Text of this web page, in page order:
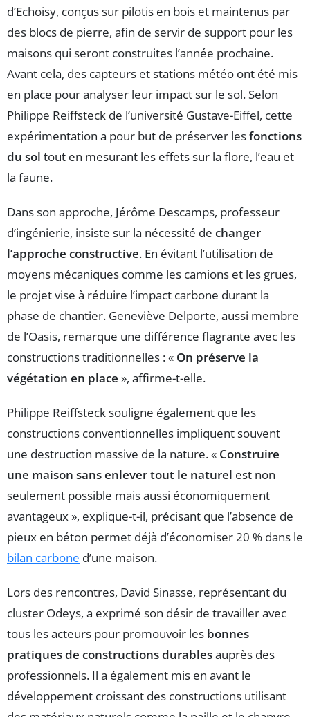
d’Echoisy, conçus sur pilotis en bois et maintenus par
des blocs de pierre, afin de servir de support pour les
maisons qui seront construites l’année prochaine.
Avant cela, des capteurs et stations météo ont été mis
en place pour analyser leur impact sur le sol. Selon
Philippe Reiffsteck de l’université Gustave-Eiffel, cette
expérimentation a pour but de préserver lesfonctions
du sol tout en mesurant les effets sur la flore, l’eau et
la faune.
Dans son approche, Jérôme Descamps, professeur
d’ingénierie, insiste sur la nécessité de changer
l’approche constructive. En évitant l’utilisation de
moyens mécaniques comme les camions et les grues,
le projet vise à réduire l’impact carbone durant la
phase de chantier. Geneviève Delporte, aussi membre
de l’Oasis, remarque une différence flagrante avec les
constructions traditionnelles : « On préserve la
végétation en place », affirme-t-elle.
Philippe Reiffsteck souligne également que les
constructions conventionnelles impliquent souvent
une destruction massive de la nature. « Construire
une maison sans enlever tout le naturel est non
seulement possible mais aussi économiquement
avantageux », explique-t-il, précisant que l’absence de
pieux en béton permet déjà d’économiser 20 % dans le
bilan carbone d’une maison.
Lors des rencontres, David Sinasse, représentant du
cluster Odeys, a exprimé son désir de travailler avec
tous les acteurs pour promouvoir les bonnes
pratiques de constructions durablesauprès des
professionnels. Il a également mis en avant le
développement croissant des constructions utilisant